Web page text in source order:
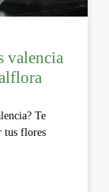
valencia
Te
tus flores